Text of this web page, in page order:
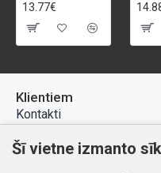
13.77€
Klientiem
Kontakti
Preču atgriešana
Šī vietne izmanto